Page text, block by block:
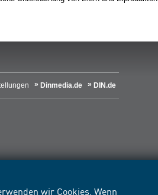
wir Cookies. Wenn
Dinmedia.de DIN.de